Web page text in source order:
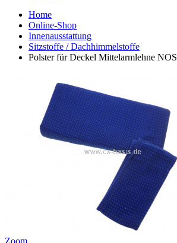
Home
Online-Shop
Innenausstattung
Sitzstoffe / Dachhimmelstoffe
Polster für Deckel Mittelarmlehne NOS
Zoom